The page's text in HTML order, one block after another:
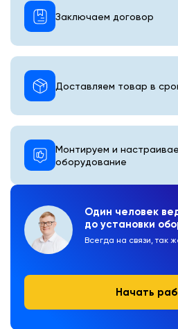
Один человек
до установки
Всегда на связи, так
Начать
Монтируем и
оборудование
Доставляем товар в
Заключаем договор